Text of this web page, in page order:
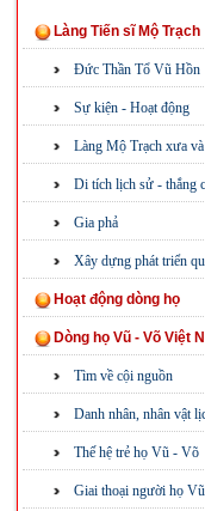
Làng Tiến sĩ Mộ Trạch
Đức Thần Tổ Vũ Hồn
Sự kiện - Hoạt động
Làng Mộ Trạch xưa
Di tích lịch sử - thắng
Gia phả
Xây dựng phát triển
Hoạt động dòng họ
Dòng họ Vũ - Võ Việt
Tìm về cội nguồn
Danh nhân, nhân vật
Thế hệ trẻ họ Vũ - Võ
Giai thoại người họ